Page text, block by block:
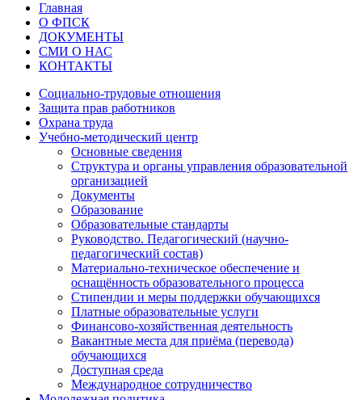
Главная
О ФПСК
ДОКУМЕНТЫ
СМИ О НАС
КОНТАКТЫ
Социально-трудовые отношения
Защита прав работников
Охрана труда
Учебно-методический центр
Основные сведения
Структура и органы управления образовательной
организацией
Документы
Образование
Образовательные стандарты
Руководство. Педагогический (научно-
педагогический состав)
Материально-техническое обеспечение и
оснащённость образовательного процесса
Стипендии и меры поддержки обучающихся
Платные образовательные услуги
Финансово-хозяйственная деятельность
Вакантные места для приёма (перевода)
обучающихся
Доступная среда
Международное сотрудничество